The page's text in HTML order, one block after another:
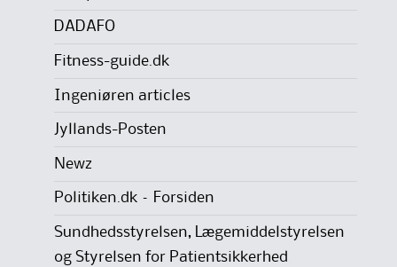
DADAFO
Fitness-guide.dk
Ingeniøren articles
Jyllands-Posten
Newz
Politiken.dk – Forsiden
Sundhedsstyrelsen, Lægemiddelstyrelsen
og Styrelsen for Patientsikkerhed